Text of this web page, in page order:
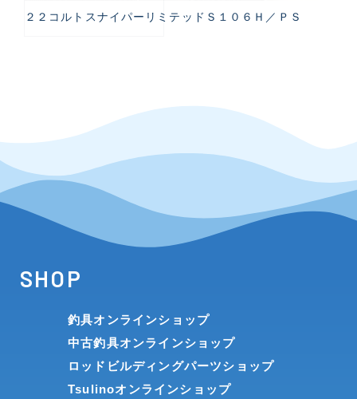
２２コルトスナイパーリミテッドＳ１０６Ｈ／ＰＳ
SHOP
釣具オンラインショップ
中古釣具オンラインショップ
ロッドビルディングパーツショップ
Tsulinoオンラインショップ